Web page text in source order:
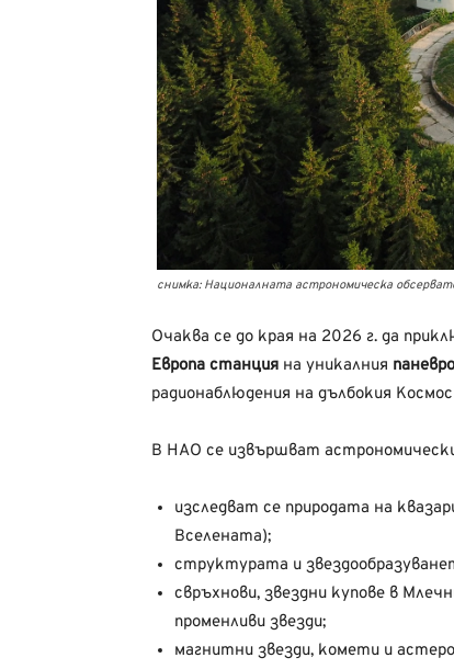
снимка: Националната астрономическа
Очаква се до края на 2026 г. да
Европа станция на уникалния
радионаблюдения на дълбокия
В НАО се извършват
изследват се природата на
Вселената);
структурата и
свръхнови, звездни купове в
променливи звезди;
магнитни звезди, комети и